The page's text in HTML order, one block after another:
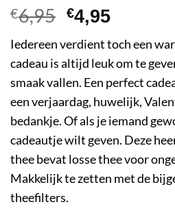
€6,95
was:
€6,95.
€4,95Huidige
is:
€4,95.
Iedereen verdient toch een
cadeau is altijd leuk om te
smaak vallen. Een perfect
een verjaardag, huwelijk,
bedankje. Of als je iemand
cadeautje wilt geven. Deze
thee bevat losse thee voor
Makkelijk te zetten met de
theefilters.